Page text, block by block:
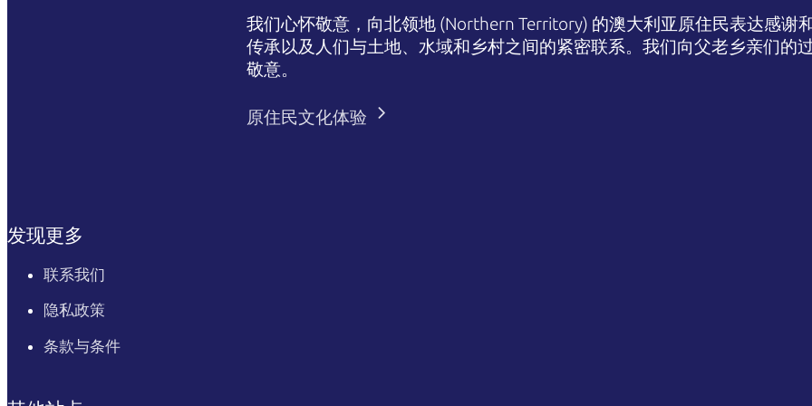
我们心怀敬意，向北领地 (Northern Territory) 的澳大利亚原住民表达感谢
传承以及人们与土地、水域和乡村之间的紧密联系。我们向父老乡亲们的
敬意。
原住民文化体验
发现更多
联系我们
隐私政策
条款与条件